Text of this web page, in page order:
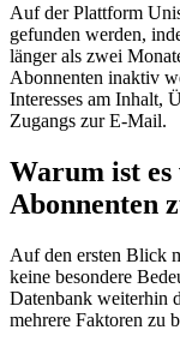
Auf der Plattform
gefunden werden,
länger als zwei
Abonnenten inaktiv
Interesses am Inhalt,
Zugangs zur E-Mail.
Warum ist
Abonnenten
Auf den ersten Blick
keine besondere
Datenbank weiterhin
mehrere Faktoren zu